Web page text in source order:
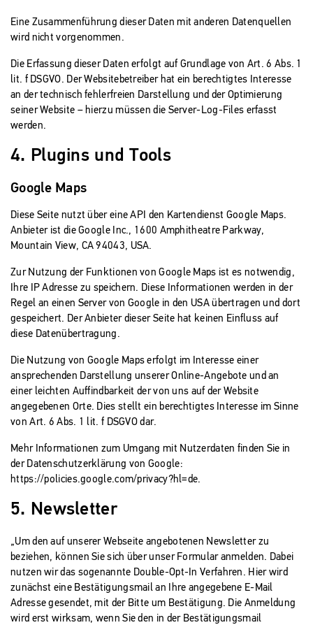
Eine Zusammenführung dieser Daten mit anderen Datenquellen
wird nicht vorgenommen.
Die Erfassung dieser Daten erfolgt auf Grundlage von Art. 6 Abs. 1
lit. f DSGVO. Der Websitebetreiber hat ein berechtigtes Interesse
an der technisch fehlerfreien Darstellung und der Optimierung
seiner Website – hierzu müssen die Server-Log-Files erfasst
werden.
4. Plugins und Tools
Google Maps
Diese Seite nutzt über eine API den Kartendienst Google Maps.
Anbieter ist die Google Inc., 1600 Amphitheatre Parkway,
Mountain View, CA 94043, USA.
Zur Nutzung der Funktionen von Google Maps ist es notwendig,
Ihre IP Adresse zu speichern. Diese Informationen werden in der
Regel an einen Server von Google in den USA übertragen und dort
gespeichert. Der Anbieter dieser Seite hat keinen Einfluss auf
diese Datenübertragung.
Die Nutzung von Google Maps erfolgt im Interesse einer
ansprechenden Darstellung unserer Online-Angebote und an
einer leichten Auffindbarkeit der von uns auf der Website
angegebenen Orte. Dies stellt ein berechtigtes Interesse im Sinne
von Art. 6 Abs. 1 lit. f DSGVO dar.
Mehr Informationen zum Umgang mit Nutzerdaten finden Sie in
der Datenschutzerklärung von Google:
https://policies.google.com/privacy?hl=de.
5. Newsletter
„Um den auf unserer Webseite angebotenen Newsletter zu
beziehen, können Sie sich über unser Formular anmelden. Dabei
nutzen wir das sogenannte Double-Opt-In Verfahren. Hier wird
zunächst eine Bestätigungsmail an Ihre angegebene E-Mail
Adresse gesendet, mit der Bitte um Bestätigung. Die Anmeldung
wird erst wirksam, wenn Sie den in der Bestätigungsmail